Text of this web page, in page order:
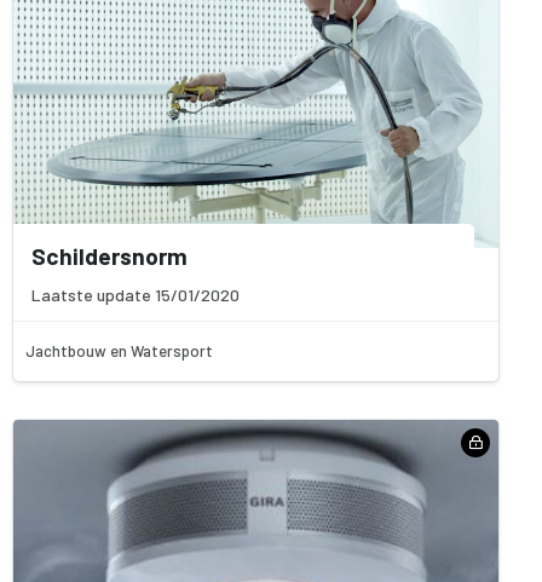
Schildersnorm
Laatste update 15/01/2020
Jachtbouw en Watersport